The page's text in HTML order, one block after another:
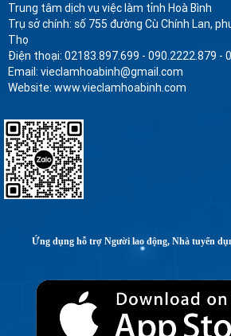
Trung tâm dịch vụ việc làm tỉnh Hoà Bình
Trụ sở chính: số 755 đường Cù Chính Lan,
Thọ
Điện thoại: 02183.897.699 - 090.2222.879 -
Email: vieclamhoabinh@gmail.com
Website: www.vieclamhoabinh.com
Ứng dụng hỗ trợ Người lao động, Nhà tuyển